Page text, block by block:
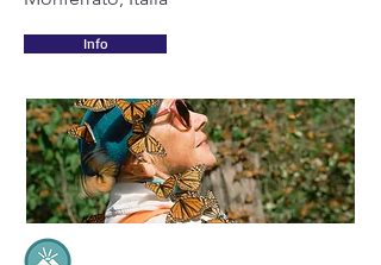
Info